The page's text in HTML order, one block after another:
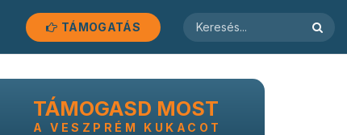
TÁMOGATÁS
TÁMOGASD MOST
A VESZPRÉM KUKACOT